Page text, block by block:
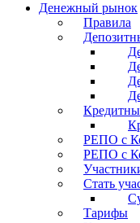
Денежный рынок
Правила
РЕПО с
РЕПО с
Стать
Тарифы